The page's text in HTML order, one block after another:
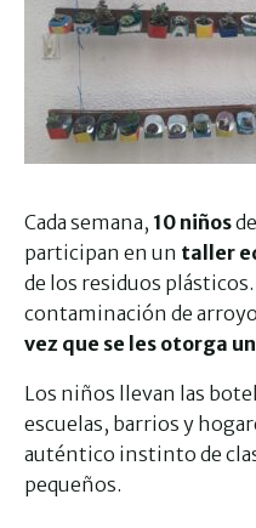
Cada semana, 10 niños
participan en un taller
de los residuos
contaminación de
vez que se les otorga
Los niños llevan las
escuelas, barrios y
auténtico instinto de
pequeños.